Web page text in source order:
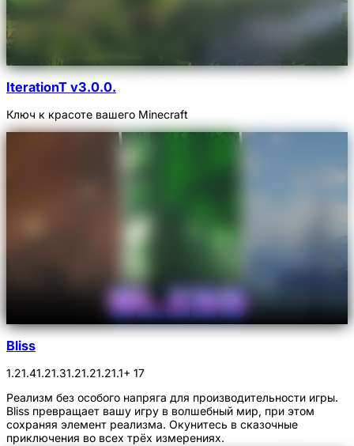
IterationT v3.0.0.
Ключ к красоте вашего Minecraft
Bliss
1.21.41.21.31.21.21.21.1+ 17
Реализм без особого напряга для производительности игры.
Bliss превращает вашу игру в волшебный мир, при этом
сохраняя элемент реализма. Окунитесь в сказочные
приключения во всех трёх измерениях.